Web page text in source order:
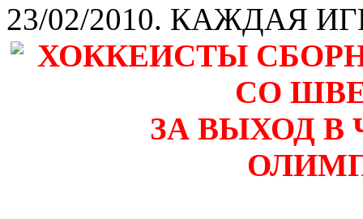
23/02/2010. КАЖДАЯ
ХОККЕИСТЫ
СО
ЗА ВЫХОД В